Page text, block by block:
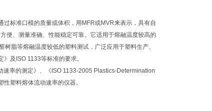
标准口模的质量或体积，用MFR或MVR来表示，具有自
便、测量准确、性能稳定可靠。它适用于熔融温度较高的
脂等熔融温度较低的塑料测试，广泛应用于塑料生产、
及ISO 1133等标准的要求。
率的测定》、《ISO 1133-2005 Plastics-Determination
塑料熔体流动速率的仪器。